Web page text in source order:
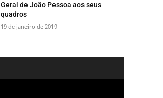
Geral de João Pessoa aos seus
quadros
19 de janeiro de 2019